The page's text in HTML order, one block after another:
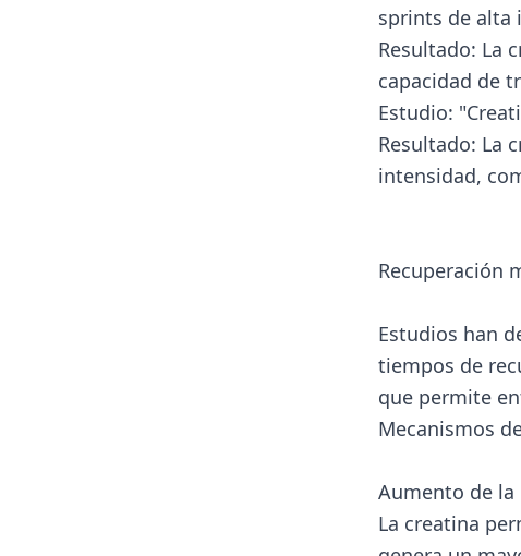
sprints de alta
Resultado: La
capacidad de
Estudio:
Resultado: La
intensidad,
Recuperación
Estudios han
tiempos de
que permite
Mecanismos
Aumento de la
La creatina